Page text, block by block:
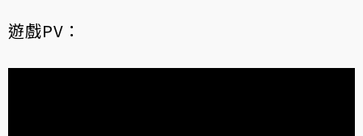
遊戲PV：